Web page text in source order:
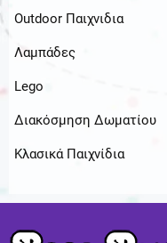
Outdoor Παιχνιδια
Λαμπάδες
Lego
Διακόσμηση Δωματίου
Κλασικά Παιχνίδια